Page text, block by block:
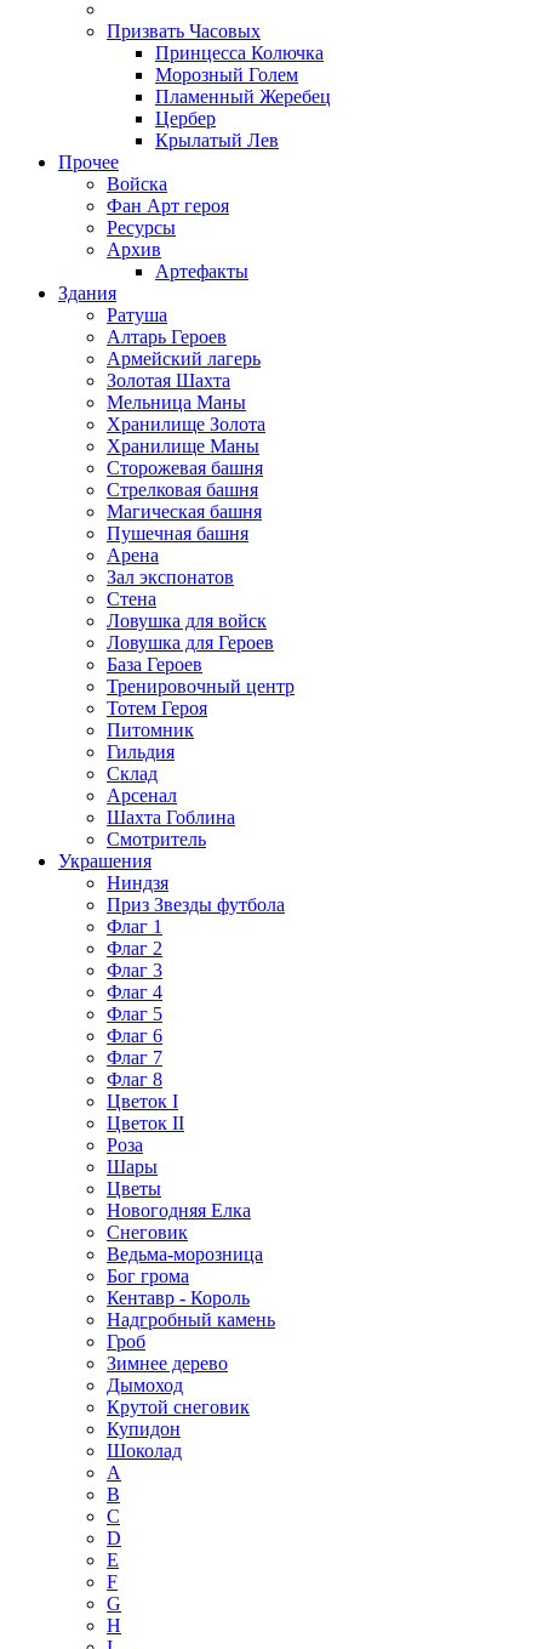
Призвать Часовых
Принцесса Колючка
Морозный Голем
Пламенный Жеребец
Цербер
Крылатый Лев
Прочее
Войска
Фан Арт героя
Ресурсы
Архив
Артефакты
Здания
Ратуша
Алтарь Героев
Армейский лагерь
Золотая Шахта
Мельница Маны
Хранилище Золота
Хранилище Маны
Сторожевая башня
Стрелковая башня
Магическая башня
Пушечная башня
Арена
Зал экспонатов
Стена
Ловушка для войск
Ловушка для Героев
База Героев
Тренировочный центр
Тотем Героя
Питомник
Гильдия
Склад
Арсенал
Шахта Гоблина
Смотритель
Украшения
Ниндзя
Приз Звезды футбола
Флаг 1
Флаг 2
Флаг 3
Флаг 4
Флаг 5
Флаг 6
Флаг 7
Флаг 8
Цветок I
Цветок II
Роза
Шары
Цветы
Новогодняя Елка
Снеговик
Ведьма-морозница
Бог грома
Кентавр - Король
Надгробный камень
Гроб
Зимнее дерево
Дымоход
Крутой снеговик
Купидон
Шоколад
A
B
C
D
E
F
G
H